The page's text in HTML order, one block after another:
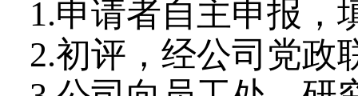
1.申请者自主申报，
2.初评，经公司党政